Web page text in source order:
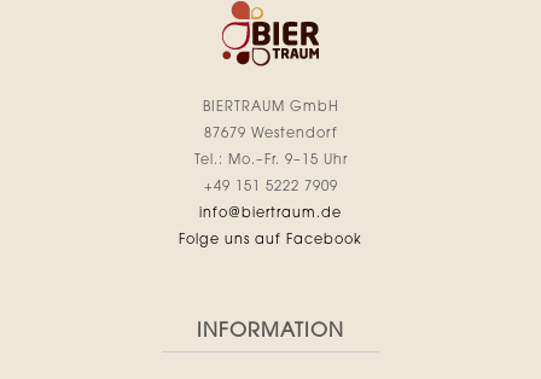
BIERTRAUM GmbH
87679 Westendorf
Tel.: Mo.–Fr. 9–15 Uhr
+49 151 5222 7909
info@biertraum.de
Folge uns auf Facebook
INFORMATION